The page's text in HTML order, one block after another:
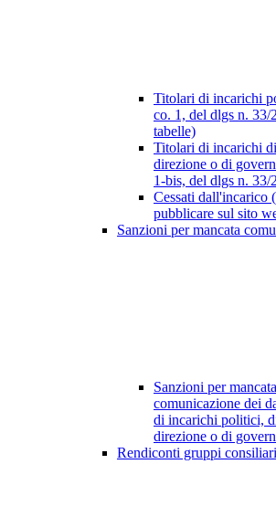
Titolari di incarichi
co. 1, del dlgs n. 33/
tabelle)
Titolari di incarichi
direzione o di
1-bis, del dlgs n. 33/
Cessati dall'incarico
pubblicare sul sito
Sanzioni per mancata
Sanzioni per
comunicazione dei
di incarichi politici,
direzione o di
Rendiconti gruppi